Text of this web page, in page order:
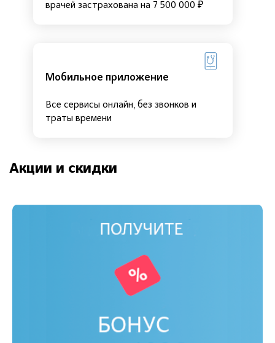
врачей застрахована на 7 500 000 ₽
Мобильное приложение
Все сервисы онлайн, без звонков и
траты времени
Акции и скидки